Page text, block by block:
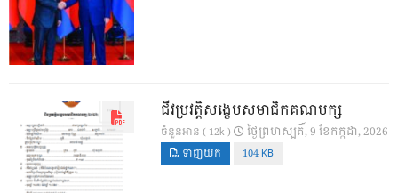
ជីវប្រវត្តិសង្ខេបសមាជិកគណបក្ស
ចំនួនអាន ( 12k ) ថ្ងៃ​ព្រហស្បតិ៍, 9 ខែ​កក្កដា, 2026
ទាញយក 104 KB